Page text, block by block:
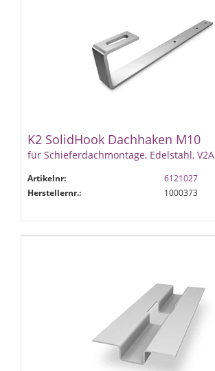
K2 SolidHook Dachhaken M10
für Schieferdachmontage, Edelstahl, V2A
Artikelnr:
6121027
Herstellernr.:
1000373